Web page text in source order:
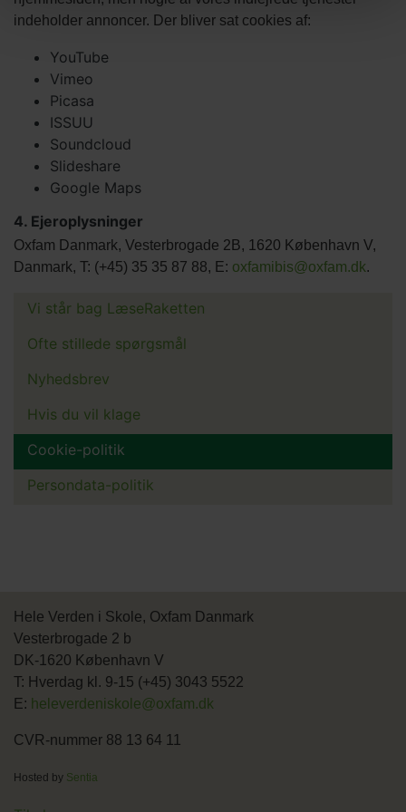
indeholder annoncer. Der bliver sat cookies af:
YouTube
Vimeo
Picasa
ISSUU
Soundcloud
Slideshare
Google Maps
4. Ejeroplysninger
Oxfam Danmark, Vesterbrogade 2B, 1620 København V,
Danmark, T: (+45) 35 35 87 88, E: oxfamibis@oxfam.dk.
Main
menu
Vi står bag LæseRaketten
Ofte stillede spørgsmål
Nyhedsbrev
Hvis du vil klage
Cookie-politik
Persondata-politik
Hele Verden i Skole, Oxfam Danmark
Vesterbrogade 2 b
DK-1620 København V
T: Hverdag kl. 9-15 (+45) 3043 5522
E: heleverdeniskole@oxfam.dk
CVR-nummer 88 13 64 11
Hosted by Sentia